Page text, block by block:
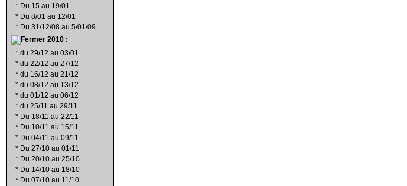
* Du 15 au 19/01
* Du 8/01 au 12/01
* Du 31/12/08 au 5/01/09
2010 :
* du 29/12 au 03/01
* du 22/12 au 27/12
* du 16/12 au 21/12
* du 08/12 au 13/12
* du 01/12 au 06/12
* du 25/11 au 29/11
* Du 18/11 au 22/11
* Du 10/11 au 15/11
* Du 04/11 au 09/11
* Du 27/10 au 01/11
* Du 20/10 au 25/10
* Du 14/10 au 18/10
* Du 07/10 au 11/10